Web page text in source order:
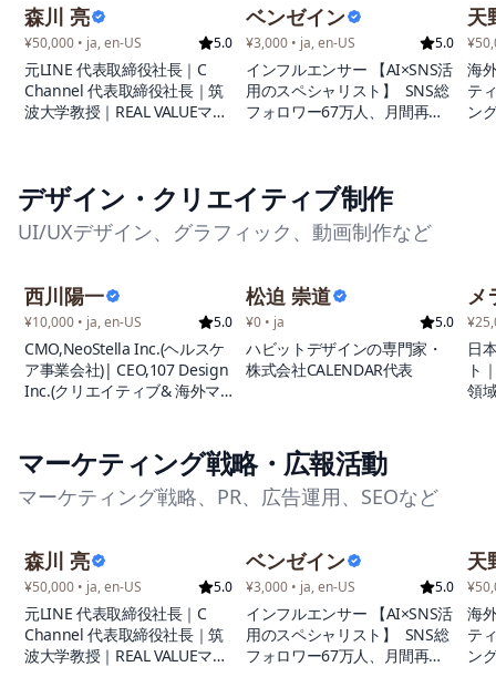
ると同時に、欧州全域の事業
統括責任を担う。グローバル
での事業成長を目指す企業・
個人に対し、実行可能性と成
果を重視した実務支援を提供
している。誠実さと行動力を
森川 亮
¥50,000 • ja, en-US 5.0
元LINE 代表取締役社長｜C
Channel 代表取締役社長｜筑
波大学教授｜REAL VALUEマフ
ベンゼイン
¥3,000 • ja, en-US 5.0
インフルエンサー 【AI×SNS活
用のスペシャリスト】 SNS総
フォロワー67万人、月間再生
して、YouTube、TikTok、
Instagramを中心に活動し、
AIを駆使したコンテンツ制作
成果を上げており、単独のAI
動画で400万再生を記録した実
績を誇ります。 ビジネス面で
も圧倒的な実績を誇り、企業
向けSNSコンサルティングで
由で数百万円の売上向上を実
現してきました。証券会社、
大手映画配給会社、ゲーム企
業、通信事業者、AI企業な
企業とのPR案件を成功させて
います。
天
海
テ
ン
ー
ァ
る
統
で
個
デザイン・クリエイティブ制作
UI/UXデザイン、グラフィック、動画制作など
西川陽一
¥10,000 • ja, en-US 5.0
CMO,NeoStella Inc.(ヘルスケ
ア事業会社)| CEO,107 Design
Inc.(クリエイティブ& 海外マ
マーケティング支援実績(TVや
メディア掲載有り）| オンワ
ード樫山→リクルート→外資
めて大きく勝ち筋を作るテス
トマーケティングメソッド”水
車モデル”主宰
松迫 崇道
¥0 • ja 5.0
ハビットデザインの専門家・
株式会社CALENDAR代表
メ
日
ト
領
し
リ
ッ
伝
独
品
マーケティング戦略・広報活動
マーケティング戦略、PR、広告運用、SEOなど
森川 亮
¥50,000 • ja, en-US 5.0
元LINE 代表取締役社長｜C
Channel 代表取締役社長｜筑
波大学教授｜REAL VALUEマフ
ベンゼイン
¥3,000 • ja, en-US 5.0
インフルエンサー 【AI×SNS活
用のスペシャリスト】 SNS総
フォロワー67万人、月間再生
天
海
テ
ン